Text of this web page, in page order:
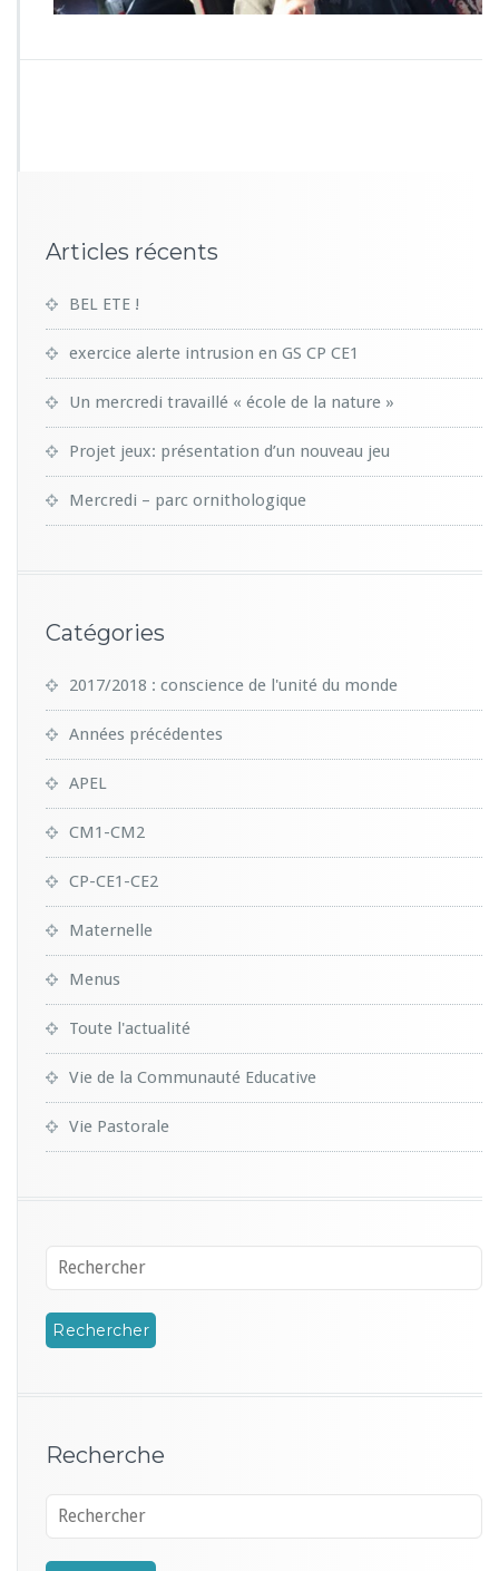
0
1
Articles récents
BEL ETE !
exercice alerte intrusion en GS CP CE1
Un mercredi travaillé « école de la nature »
Projet jeux: présentation d’un nouveau jeu
Mercredi – parc ornithologique
Catégories
2017/2018 : conscience de l'unité du monde
Années précédentes
APEL
CM1-CM2
CP-CE1-CE2
Maternelle
Menus
Toute l'actualité
Vie de la Communauté Educative
Vie Pastorale
Recherche